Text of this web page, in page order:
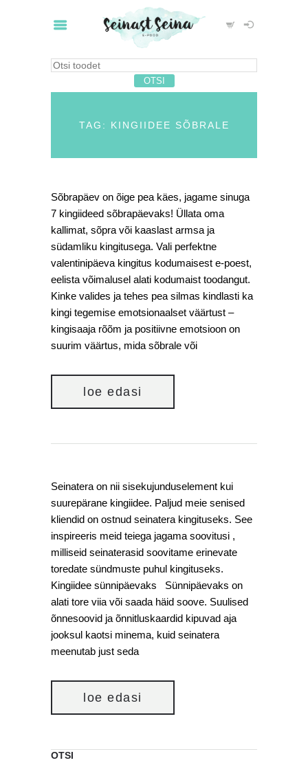
TAG: KINGIIDEE SÕBRALE
Sõbrapäev on õige pea käes, jagame sinuga
7 kingiideed sõbrapäevaks! Üllata oma
kallimat, sõpra või kaaslast armsa ja
südamliku kingitusega. Vali perfektne
valentinipäeva kingitus kodumaisest e-poest,
eelista võimalusel alati kodumaist toodangut.
Kinke valides ja tehes pea silmas kindlasti ka
kingi tegemise emotsionaalset väärtust –
kingisaaja rõõm ja positiivne emotsioon on
suurim väärtus, mida sõbrale või
loe edasi
Seinatera on nii sisekujunduselement kui
suurepärane kingiidee. Paljud meie senised
kliendid on ostnud seinatera kingituseks. See
inspireeris meid teiega jagama soovitusi ,
milliseid seinaterasid soovitame erinevate
toredate sündmuste puhul kingituseks.
Kingiidee sünnipäevaks Sünnipäevaks on
alati tore viia või saada häid soove. Suulised
õnnesoovid ja õnnitluskaardid kipuvad aja
jooksul kaotsi minema, kuid seinatera
meenutab just seda
loe edasi
OTSI